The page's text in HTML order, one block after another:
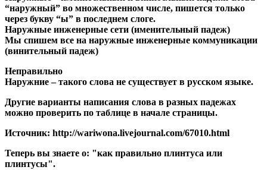
“наружный” во множественном числе, пишется только
через букву “ы” в последнем слоге.
Наружные инженерные сети (именительный падеж)
Мы спишем все на наружные инженерные коммуникации
(винительный падеж)
Неправильно
Наружние – такого слова не существует в русском языке.
Другие варианты написания слова в разных падежах
можно проверить по таблице в начале страницы.
Источник: http://wariwona.livejournal.com/67010.html
Теперь вы знаете о: "как правильно плинтуса или
плинтусы".